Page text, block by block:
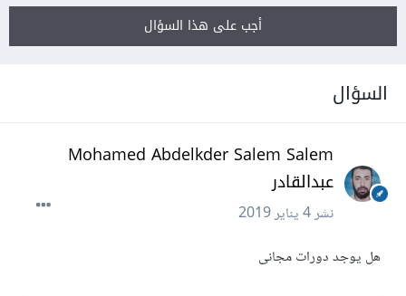
أجب على هذا السؤال
السؤال
Mohamed Abdelkder Salem Salem
عبدالقادر
نشر4 يناير 2019
هل يوجد دورات مجانى